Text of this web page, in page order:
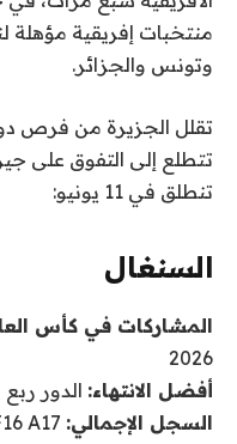
4
ا
ص
ر
ق
م
ة
منتخبات إفريقية مؤهلة
وتونس والجزائر.
تقلل الجزيرة من فرص
تتطلع إلى التفوق على
تنطلق في 11 يونيو:
السنغال
المشاركات في كأس
2026
أفضل الانتهاء: الدور ربع
السجل الإجمالي: